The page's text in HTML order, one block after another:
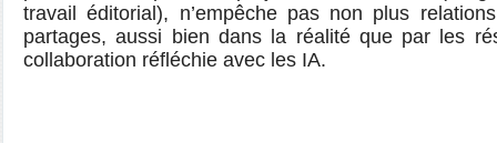
travail éditorial), n’empêche pas non plus
partages, aussi bien dans la réalité que par les
collaboration réfléchie avec les IA.